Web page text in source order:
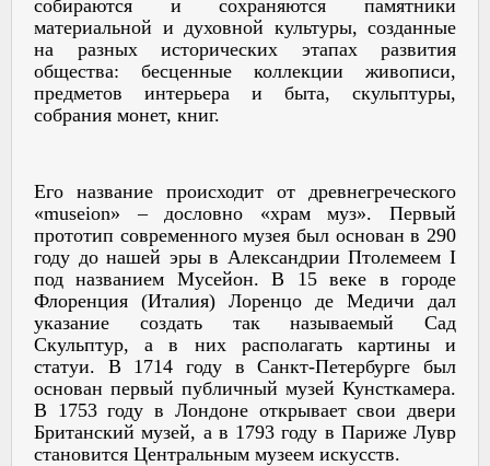
собираются и сохраняются памятники
материальной и духовной культуры, созданные
на разных исторических этапах развития
общества: бесценные коллекции живописи,
предметов интерьера и быта, скульптуры,
собрания монет, книг.
Его название происходит от древнегреческого
«museion» – дословно «храм муз». Первый
прототип современного музея был основан в 290
году до нашей эры в Александрии Птолемеем I
под названием Мусейон. В 15 веке в городе
Флоренция (Италия) Лоренцо де Медичи дал
указание создать так называемый Сад
Скульптур, а в них располагать картины и
статуи. В 1714 году в Санкт-Петербурге был
основан первый публичный музей Кунсткамера.
В 1753 году в Лондоне открывает свои двери
Британский музей, а в 1793 году в Париже Лувр
становится Центральным музеем искусств.